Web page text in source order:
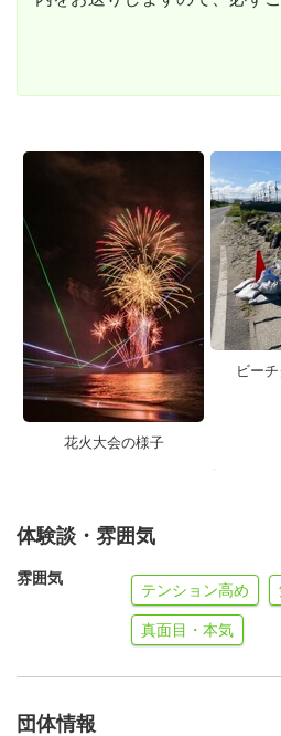
花火大会の様子
ビー
体験談・雰囲気
雰囲気
テンション高め
真面目・本気
団体情報